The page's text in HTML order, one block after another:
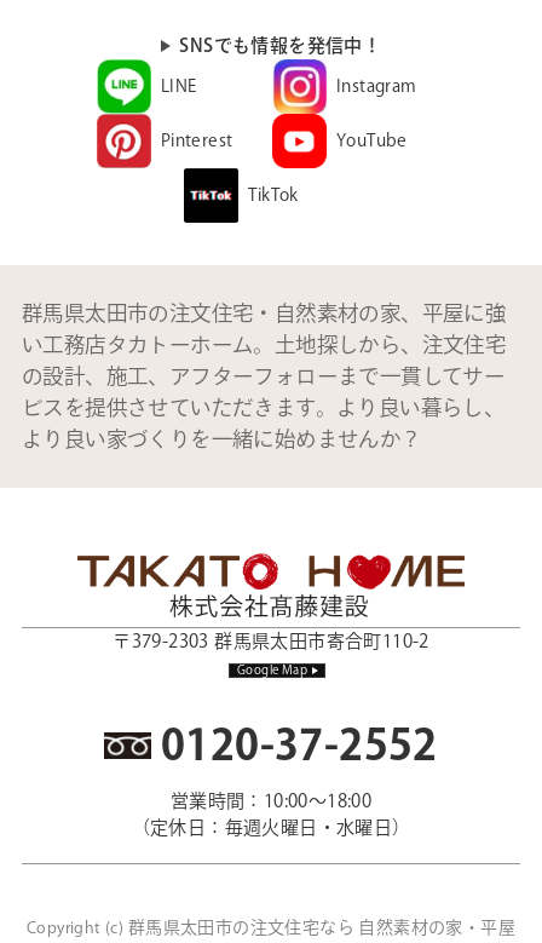
SNSでも情報を発信中！
LINE Instagram
Pinterest YouTube
TikTok
群馬県太田市の注文住宅・自然素材の家、平屋に強
い工務店タカトーホーム。土地探しから、注文住宅
の設計、施工、アフターフォローまで一貫してサー
ビスを提供させていただきます。より良い暮らし、
より良い家づくりを一緒に始めませんか？
〒379-2303 群馬県太田市寄合町110-2
Google Map
0120-37-2552
営業時間：10:00～18:00
（定休日：毎週火曜日・水曜日）
Copyright (c) 群馬県太田市の注文住宅なら 自然素材の家・平屋